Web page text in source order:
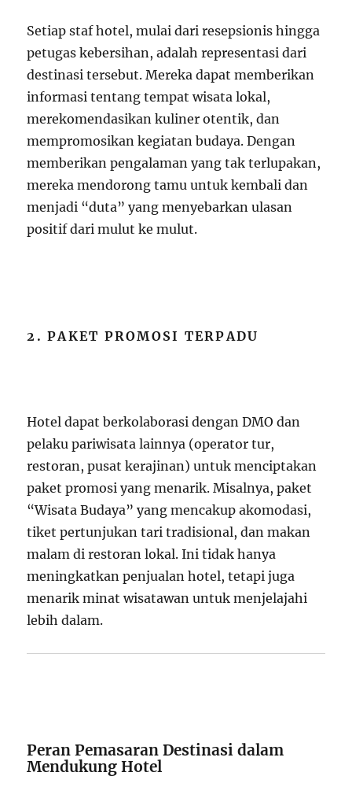
Setiap staf hotel, mulai dari resepsionis hingga
petugas kebersihan, adalah representasi dari
destinasi tersebut. Mereka dapat memberikan
informasi tentang tempat wisata lokal,
merekomendasikan kuliner otentik, dan
mempromosikan kegiatan budaya. Dengan
memberikan pengalaman yang tak terlupakan,
mereka mendorong tamu untuk kembali dan
menjadi “duta” yang menyebarkan ulasan
positif dari mulut ke mulut.
2. PAKET PROMOSI TERPADU
Hotel dapat berkolaborasi dengan DMO dan
pelaku pariwisata lainnya (operator tur,
restoran, pusat kerajinan) untuk menciptakan
paket promosi yang menarik. Misalnya, paket
“Wisata Budaya” yang mencakup akomodasi,
tiket pertunjukan tari tradisional, dan makan
malam di restoran lokal. Ini tidak hanya
meningkatkan penjualan hotel, tetapi juga
menarik minat wisatawan untuk menjelajahi
lebih dalam.
Peran Pemasaran Destinasi dalam
Mendukung Hotel